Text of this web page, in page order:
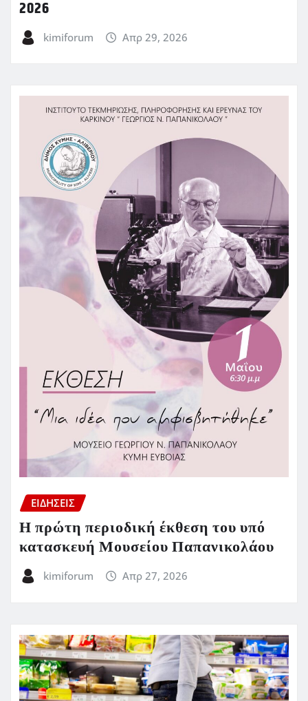
2026
kimiforum Απρ 29, 2026
ΕΙΔΗΣΕΙΣ
Η πρώτη περιοδική έκθεση του υπό
κατασκευή Μουσείου Παπανικολάου
kimiforum Απρ 27, 2026